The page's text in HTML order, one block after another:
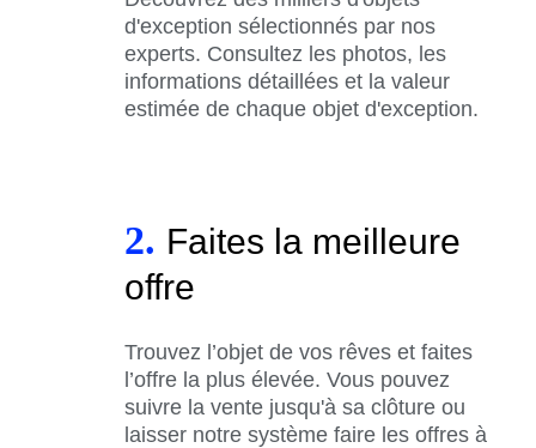
d'exception sélectionnés par nos
experts. Consultez les photos, les
informations détaillées et la valeur
estimée de chaque objet d'exception.
2. Faites la meilleure
offre
Trouvez l’objet de vos rêves et faites
l’offre la plus élevée. Vous pouvez
suivre la vente jusqu'à sa clôture ou
laisser notre système faire les offres à